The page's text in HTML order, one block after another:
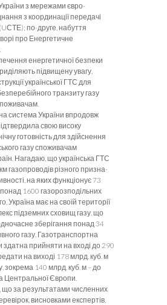
з мережами євро­
з координації передачі
UСТЕ); по-друге, набуття
про Енергетичне
енергетичної безпеки
підвищену увагу,
української ГТС для
транзиту газу
система України впродовж
свою високу
готовність для здійснення
газу споживачам
Нагадаю, що українсь­ка ГТС
газопроводів різного призна­
на яких функціонує 73
1600 газорозподільних
Україна має на своїй території
підземних сховищ газу, що
зберігання понад 34
газу. Газот­ранспортна
здатна прийняти на вході до 290
на виході 178 млрд. куб. м
зокрема 140 млрд. куб. м – до
Центральної Європи.
що за результатами численних
висновками експертів,